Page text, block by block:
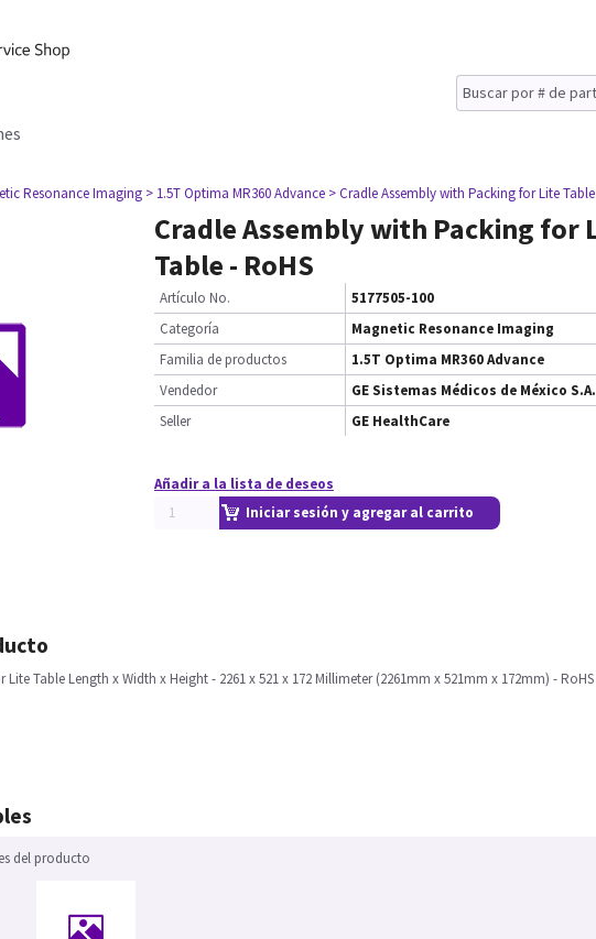
Resonance Imaging > 1.5T Optima MR360 Advance > Cradle Assembly with Packing for Lite
Cradle Assembly with Packing for
Table - RoHS
Artículo No.
5177505-100
Categoría
Magnetic Resonance Imaging
Familia de productos
1.5T Optima MR360 Advance
Vendedor
GE Sistemas Médicos de México S.A.
Seller
GE HealthCare
Añadir a la lista de deseos
Iniciar sesión y agregar al carrito
Table Length x Width x Height - 2261 x 521 x 172 Millimeter (2261mm x 521mm x 172mm) - RoHS
del producto